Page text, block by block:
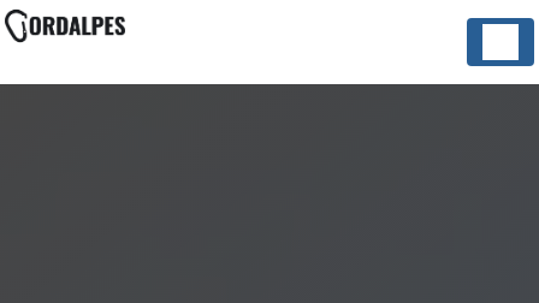
Panneau de gestion des cookies